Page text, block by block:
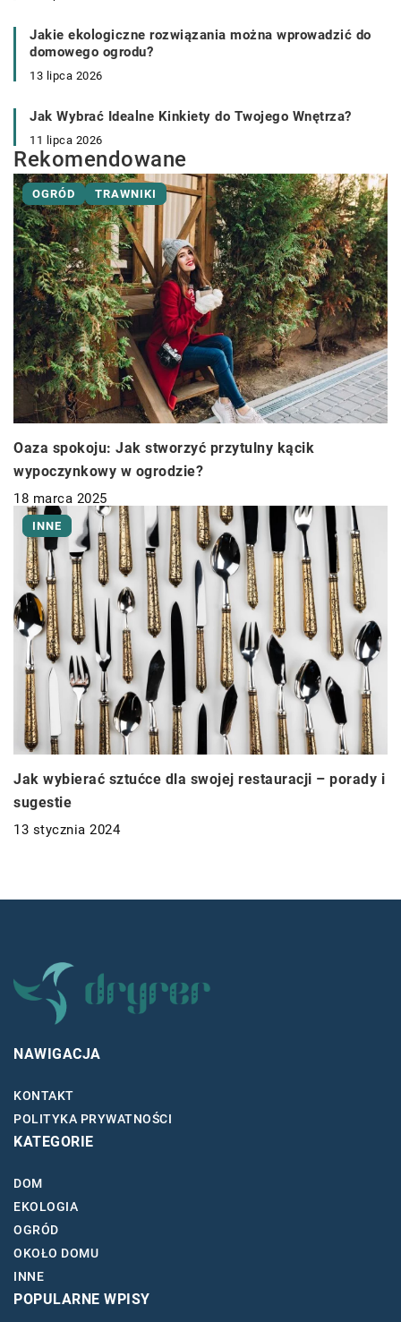
Jakie ekologiczne rozwiązania można wprowadzić do
domowego ogrodu?
13 lipca 2026
Jak Wybrać Idealne Kinkiety do Twojego Wnętrza?
11 lipca 2026
Rekomendowane
OGRÓD TRAWNIKI
Oaza spokoju: Jak stworzyć przytulny kącik
wypoczynkowy w ogrodzie?
18 marca 2025
INNE
Jak wybierać sztućce dla swojej restauracji – porady i
sugestie
13 stycznia 2024
NAWIGACJA
KONTAKT
POLITYKA PRYWATNOŚCI
KATEGORIE
DOM
EKOLOGIA
OGRÓD
OKOŁO DOMU
INNE
POPULARNE WPISY